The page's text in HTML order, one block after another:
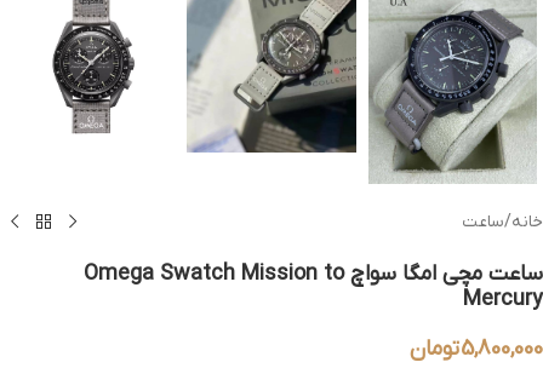
خانه/ساعت
ساعت مچی امگا سواچ Omega Swatch Mission to
Mercury
5,800,000تومان